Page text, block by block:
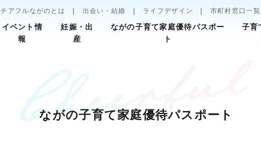
チアフルながのとは 出会い・結婚 ライフデザイン 市町村窓口一覧
イベント情
報
妊娠・出
産
ながの子育て家庭優待パスポー
ト
子育
ながの子育て家庭優待パスポート